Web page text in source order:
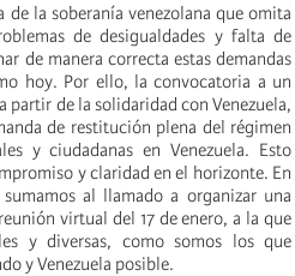
la soberanía venezolana que omita
de desigualdades y falta de
de manera correcta estas demandas
hoy. Por ello, la convocatoria a un
de la solidaridad con Venezuela,
de restitución plena del régimen
y ciudadanas en Venezuela. Esto
y claridad en el horizonte. En
al llamado a organizar una
virtual del 17 de enero, a la que
y diversas, como somos los que
y Venezuela posible.